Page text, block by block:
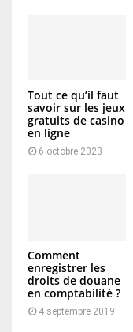
Tout ce qu’il faut
savoir sur les jeux
gratuits de casino
en ligne
6 octobre 2023
Comment
enregistrer les
droits de douane
en comptabilité ?
4 septembre 2019